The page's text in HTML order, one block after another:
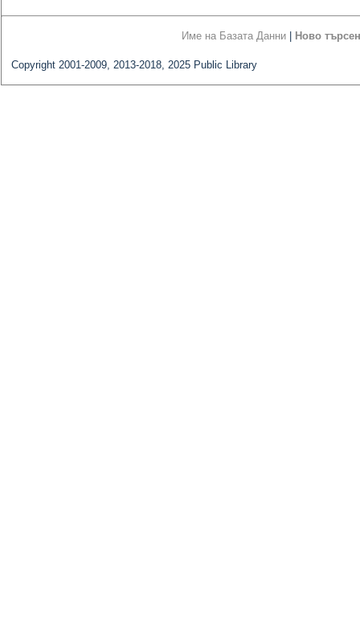
Име на Базата Данни Ново
Copyright 2001-2009, 2013-2018, 2025 Public Library